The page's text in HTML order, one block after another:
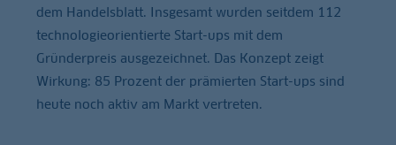
dem Handelsblatt. Insgesamt wurden seitdem 112
technologieorientierte Start-ups mit dem
Gründerpreis ausgezeichnet. Das Konzept zeigt
Wirkung: 85 Prozent der prämierten Start-ups sind
heute noch aktiv am Markt vertreten.